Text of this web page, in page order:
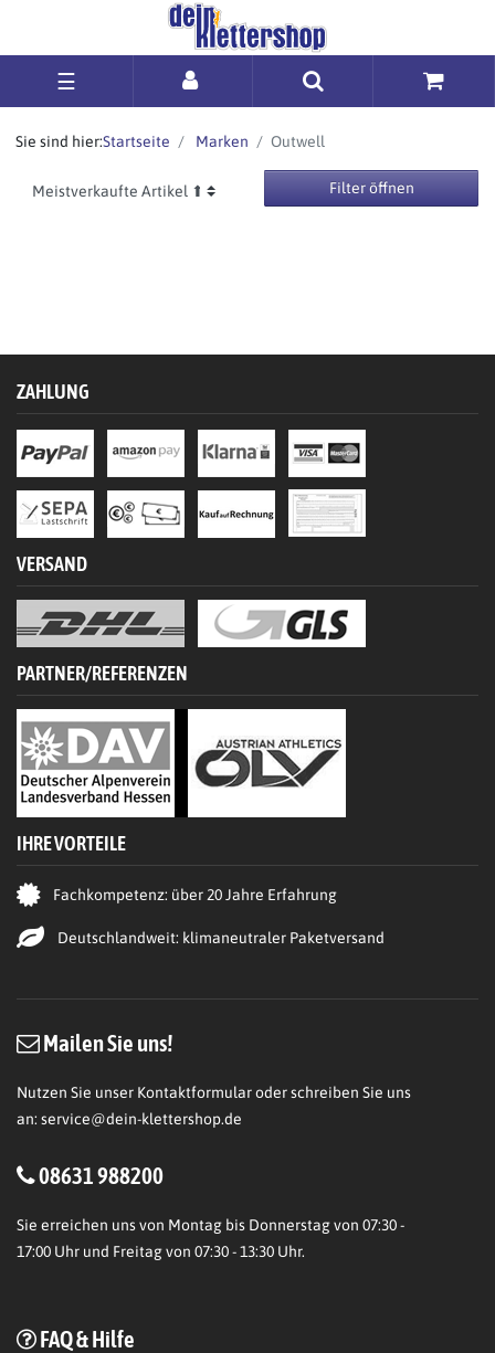
☰
Sie sind hier:Startseite Marken Outwell
Filter öffnen
ZAHLUNG
VERSAND
PARTNER/REFERENZEN
IHRE VORTEILE
Fachkompetenz: über 20 Jahre Erfahrung
Deutschlandweit: klimaneutraler Paketversand
Mailen Sie uns!
Nutzen Sie unser Kontaktformular oder schreiben Sie uns
an: service@dein-klettershop.de
08631 988200
Sie erreichen uns von Montag bis Donnerstag von 07:30 -
17:00 Uhr und Freitag von 07:30 - 13:30 Uhr.
FAQ & Hilfe